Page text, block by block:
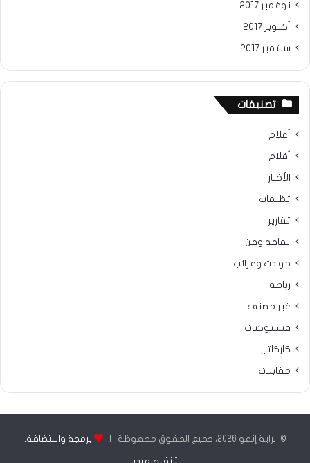
نوفمبر 2017
أكتوبر 2017
سبتمبر 2017
تصنيفات
أعلام
أقلام
الأخبار
تظلمات
تقارير
ثقافة وفن
حوادث وغرائب
رياضة
غير مصنف
فيسبوكيات
كاركاتير
مقابلات
© الراية إنفو 2026، جميع الحقوق محفوظة | برمجة واستضافة: